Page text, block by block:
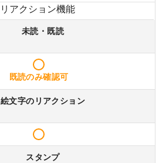
リアクション機能
未読・既読
既読のみ確認可
絵文字のリアクション
スタンプ